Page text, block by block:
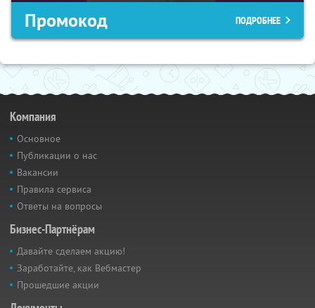
Промокод ПОДРОБНЕЕ
Компания
Основное
Публикации о нас
Вакансии
Правила сервиса
Ответы на вопросы
Бизнес-Партнёрам
Давайте сделаем акцию!
Заработайте, как Вебмастер
Прошедшие акции